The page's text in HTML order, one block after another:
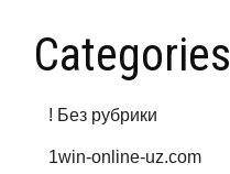
Categories
! Без рубрики
1win-online-uz.com